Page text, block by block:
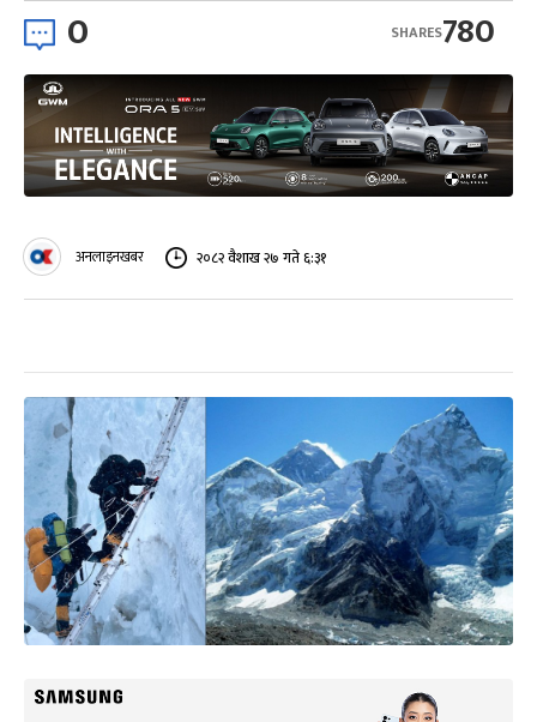
0 780
SHARES
अनलाइनखबर २०८२ वैशाख २७ गते ६:३१